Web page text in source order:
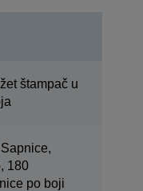
štampač u
180
po boji